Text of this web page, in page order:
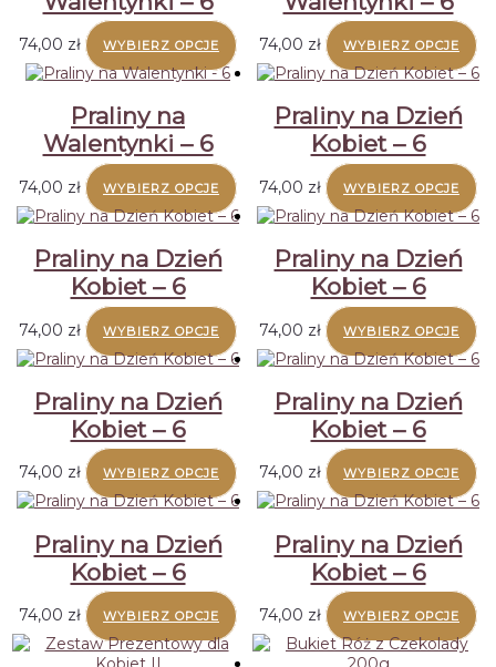
74,00 zł WYBIERZ OPCJE 74,00 zł WYBIERZ OPCJE
Praliny na
Walentynki – 6
74,00 zł WYBIERZ OPCJE
Praliny na Dzień
Kobiet – 6
74,00 zł WYBIERZ OPCJE
Praliny na Dzień
Kobiet – 6
74,00 zł WYBIERZ OPCJE
Praliny na Dzień
Kobiet – 6
74,00 zł WYBIERZ OPCJE
Praliny na Dzień
Kobiet – 6
74,00 zł WYBIERZ OPCJE
Praliny na Dzień
Kobiet – 6
74,00 zł WYBIERZ OPCJE
Praliny na Dzień
Kobiet – 6
74,00 zł WYBIERZ OPCJE
Praliny na Dzień
Kobiet – 6
74,00 zł WYBIERZ OPCJE